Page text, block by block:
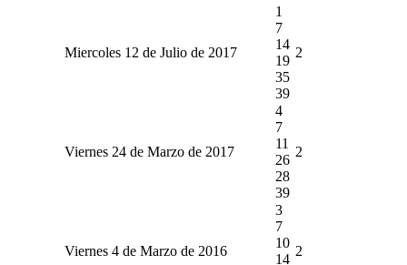
Miercoles 12 de Julio de 2017
1
7
14
19
35
39
2
Viernes 24 de Marzo de 2017
4
7
11
26
28
39
2
Viernes 4 de Marzo de 2016
3
7
10
14
2